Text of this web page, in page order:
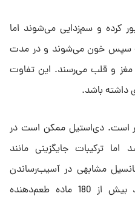
کرده و سم‌زدایی می‌شوند اما
سپس خون می‌شوند و در مدت
مغز و قلب می‌رسند. این تفاوت
داشته باشد.
است. دی‌استیل ممکن است در
ترکیبات جایگزینی مانند
مشابهی در آسیب‌رساندن
دارند. کارشناسان تخمین می‌زنند بیش از 180 ماده طعم‌دهنده